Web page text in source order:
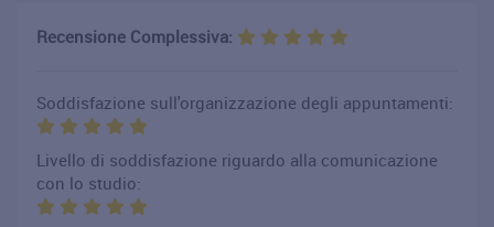
Recensione Complessiva:
Soddisfazione sull'organizzazione degli appuntamenti:
Livello di soddisfazione riguardo alla comunicazione
con lo studio: